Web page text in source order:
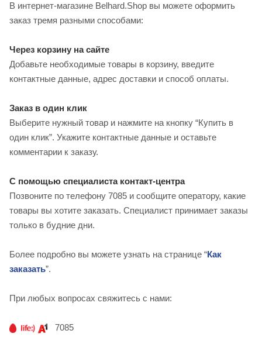
В интернет-магазине Belhard.Shop вы можете оформить
заказ тремя разными способами:
Через корзину на сайте
Добавьте необходимые товары в корзину, введите
контактные данные, адрес доставки и способ оплаты.
Заказ в один клик
Выберите нужный товар и нажмите на кнопку “Купить в
один клик”. Укажите контактные данные и оставьте
комментарии к заказу.
С помощью специалиста контакт-центра
Позвоните по телефону 7085 и сообщите оператору, какие
товары вы хотите заказать. Специалист принимает заказы
только в будние дни.
Более подробно вы можете узнать на странице “Как
заказать”.
При любых вопросах свяжитесь с нами:
7085